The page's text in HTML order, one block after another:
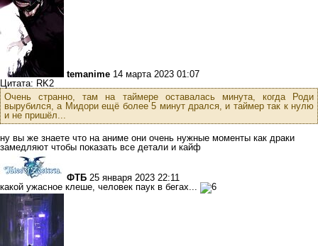
temanime 14 марта 2023 01:07
Цитата: RK2
Очень странно, там на таймере оставалась минута, когда Роди
вырубился, а Мидори ещё более 5 минут дрался, и таймер так к нулю
и не пришёл...
ну вы же знаете что на аниме они очень нужные моменты как драки
замедляют чтобы показать все детали и кайф
ФТБ 25 января 2023 22:11
какой ужасное клеше, человек паук в бегах...